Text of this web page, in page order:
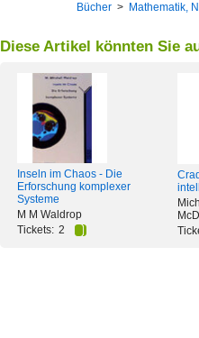
Bücher > Mathematik,
Diese Artikel könnten Sie
Inseln im Chaos - Die
Erforschung komplexer
Systeme
M M Waldrop
Tickets: 2